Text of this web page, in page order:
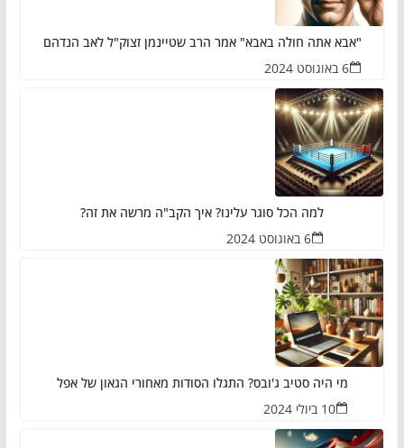
"אבא אתה חולה באבא" אמר הרב שטיינמן זצוק"ל לאב הנדהם
6 באוגוסט 2024
למה הכל סוגר עלינו? איך הקב"ה מרשה את זה?
6 באוגוסט 2024
מי היה סטיב ג'ובס? התגלו הסודות מאחורי הגאון של אפל
10 ביולי 2024